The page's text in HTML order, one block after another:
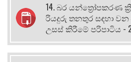
14. බර යන්ත්‍රෝපකරණ
රියදුරු තනතුර සඳහා වන
උසස් කිරීමේ පරිපාටිය -